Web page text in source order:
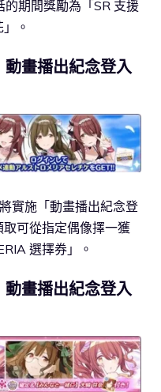
期間獎勵為「SR 支援
。
動畫播出紀念登入
實施「動畫播出紀念登
可從指定偶像擇一獲
選擇券」。
動畫播出紀念登入